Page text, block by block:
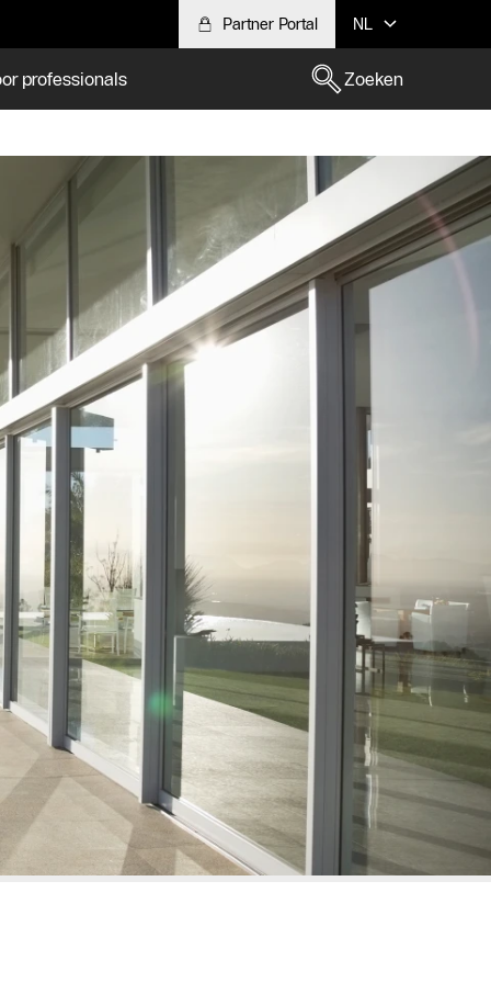
Partner Portal NL
professionals Zoeken